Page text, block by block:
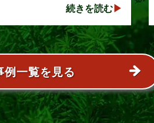
知られていますが、一度大
続きを読む
例一覧を見る